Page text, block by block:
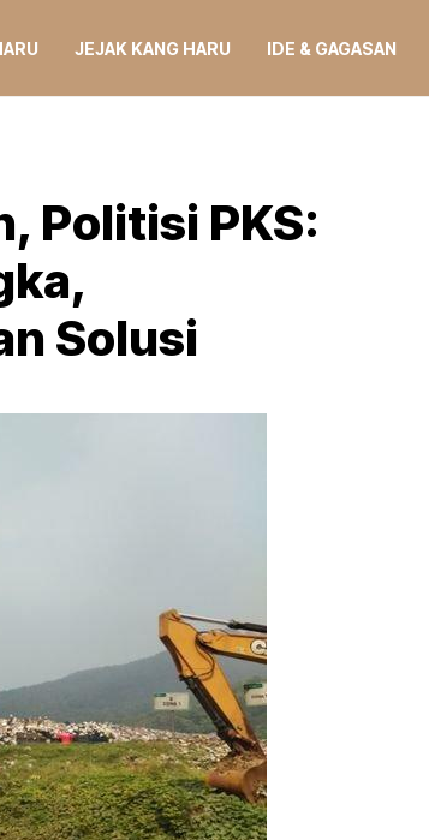
JEJAK KANG HARU IDE & GAGASAN
Politisi PKS:
Solusi